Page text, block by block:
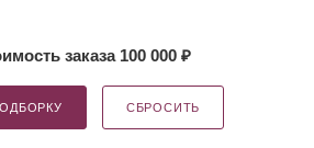
заказа 100 000 ₽
СБРОСИТЬ